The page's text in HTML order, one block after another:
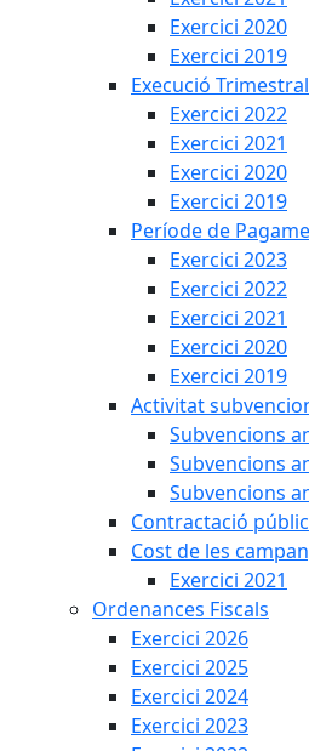
Exercici 2020
Exercici 2019
Execució
Exercici 2022
Exercici 2021
Exercici 2020
Exercici 2019
Període de
Exercici 2023
Exercici 2022
Exercici 2021
Exercici 2020
Exercici 2019
Activitat
Subvencions
Subvencions
Subvencions
Contractació
Cost de les
Exercici 2021
Ordenances Fiscals
Exercici 2026
Exercici 2025
Exercici 2024
Exercici 2023